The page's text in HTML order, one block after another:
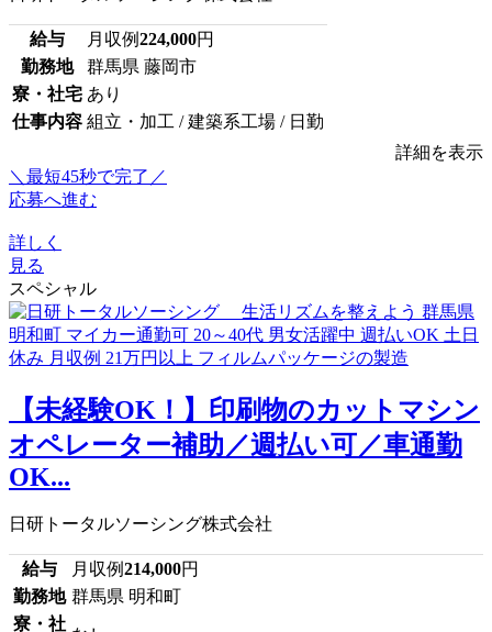
給与 月収例224,000円
勤務地
群馬県 藤岡市
寮・社宅 あり
仕事内容 組立・加工 / 建築系工場 / 日勤
詳細を表示
＼最短45秒で完了／
応募へ進む
詳しく
見る
スペシャル
【未経験OK！】印刷物のカットマシン
オペレーター補助／週払い可／車通勤
OK...
日研トータルソーシング株式会社
給与 月収例214,000円
勤務地 群馬県 明和町
寮・社